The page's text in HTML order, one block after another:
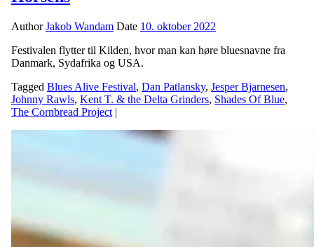
AuthorJakob Wandam Date 10. oktober 2022
Festivalen flytter til Kilden, hvor man kan høre bluesnavne fra
Danmark, Sydafrika og USA.
Tagged Blues Alive Festival, Dan Patlansky, Jesper Bjarnesen,
Johnny Rawls, Kent T. & the Delta Grinders, Shades Of Blue,
The Cornbread Project |